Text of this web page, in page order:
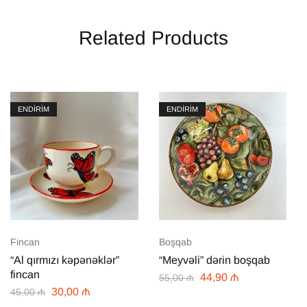
Related Products
ENDİRİM
Fincan
“Al qırmızı kəpənəklər”
fincan
45,00₼ 30,00 ₼
ENDİRİM
Boşqab
“Meyvəli” dərin boşqab
55,00₼ 44,90 ₼